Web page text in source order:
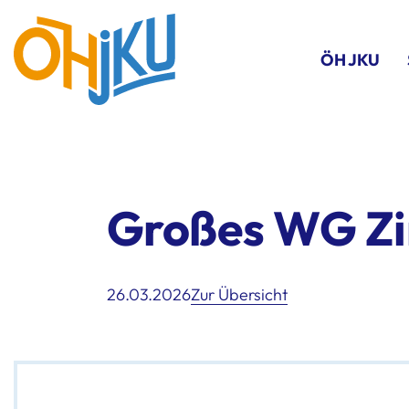
ÖH JKU
Großes WG
26.03.2026Zur Übersicht